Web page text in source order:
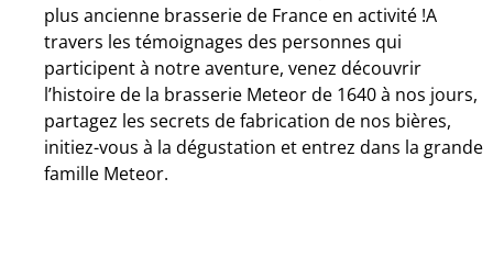
plus ancienne brasserie de France en activité !A
travers les témoignages des personnes qui
participent à notre aventure, venez découvrir
l’histoire de la brasserie Meteor de 1640 à nos jours,
partagez les secrets de fabrication de nos bières,
initiez-vous à la dégustation et entrez dans la grande
famille Meteor.